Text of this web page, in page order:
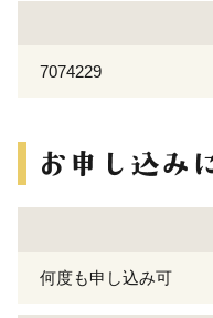
7074229
何度も申し込み可